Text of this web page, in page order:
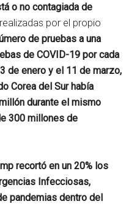
o no contagiada de
por el propio
de pruebas a una
de COVID-19 por cada
de enero y el 11 de marzo,
Corea del Sur había
durante el mismo
300 millones de
recortó en un 20% los
Infecciosas,
pandemias dentro del